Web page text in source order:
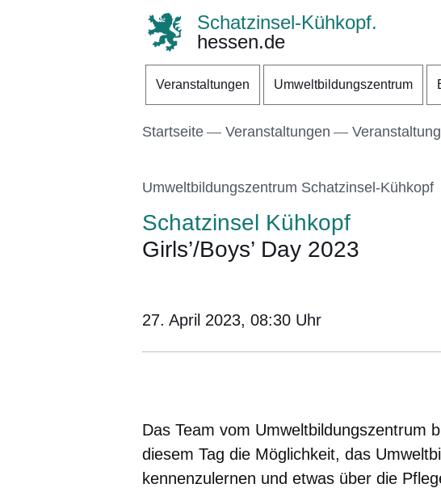
Direkt zum Kopf der Seite
Direkt zum Inhalt
Direkt zum Fuß der Seite
Schatzinsel-Kühkopf.
hessen.de
Veranstaltungen Umweltbildungszentrum
Startseite Veranstaltungen
Umweltbildungszentrum Schatzinsel-Kühkopf
Schatzinsel Kühkopf
Girls’/Boys’ Day 2023
27. April 2023, 08:30 Uhr
Das Team vom Umweltbildungszentrum
diesem Tag die Möglichkeit, das
kennenzulernen und etwas über die